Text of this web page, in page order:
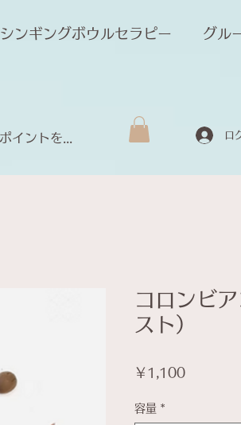
シンギングボウルセラピー グル
ロ
コロンビ
スト）
￥1,100価
容量 *